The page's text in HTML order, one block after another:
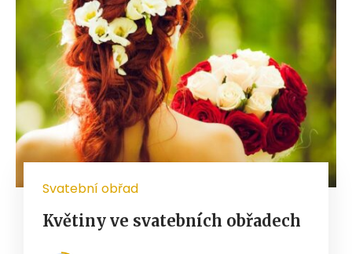
Svatební obřad
Květiny ve svatebních obřadech